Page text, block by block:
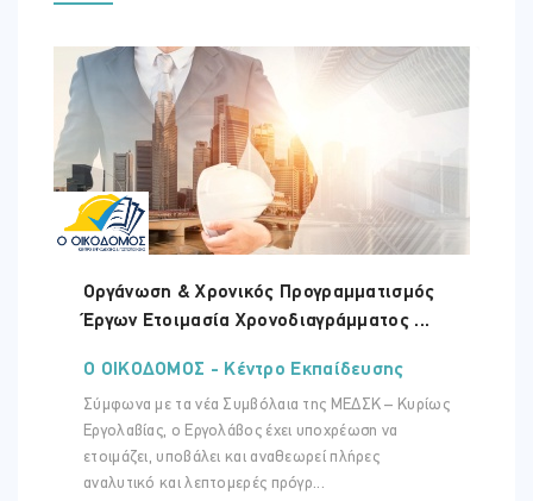
Οργάνωση & Χρονικός Προγραμματισμός
Έργων Ετοιμασία Χρονοδιαγράμματος ...
Ο ΟΙΚΟΔΟΜΟΣ - Κέντρο Εκπαίδευσης
Σύμφωνα με τα νέα Συμβόλαια της ΜΕΔΣΚ – Κυρίως
Εργολαβίας, ο Εργολάβος έχει υποχρέωση να
ετοιμάζει, υποβάλει και αναθεωρεί πλήρες
αναλυτικό και λεπτομερές πρόγρ...